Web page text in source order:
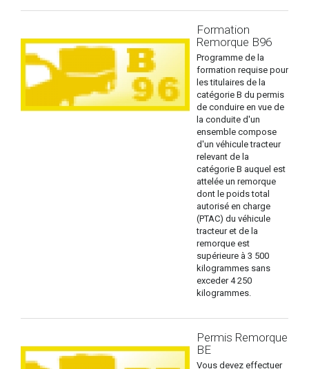
Formation
Remorque B96
Programme de la
formation requise pour
les titulaires de la
catégorie B du permis
de conduire en vue de
la conduite d'un
ensemble compose
d'un véhicule tracteur
relevant de la
catégorie B auquel est
attelée un remorque
dont le poids total
autorisé en charge
(PTAC) du véhicule
tracteur et de la
remorque est
supérieure à 3 500
kilogrammes sans
exceder 4 250
kilogrammes.
Permis Remorque
BE
Vous devez effectuer